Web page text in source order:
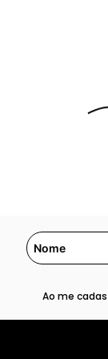
Ao me